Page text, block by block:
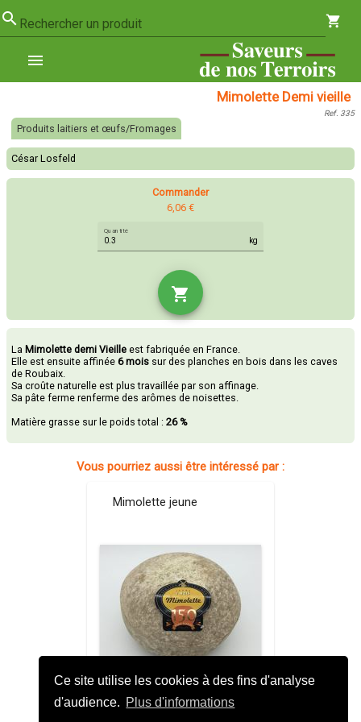
Ce site utilise les cookies à des fins d'analyse
d'audience. Plus d'informations
search Rechercher un produit shopping_cart
menu
Mimolette Demi vieille
Ref. 335
Produits laitiers et œufs/Fromages
César Losfeld
Commander
6,06 €
Quantité
kg
shopping_cart
La Mimolette demi Vieilleest fabriquée en France.
Elle est ensuite affinée 6 mois sur des planches en bois dans les caves
de Roubaix.
Sa croûte naturelle est plus travaillée par son affinage.
Sa pâte ferme renferme des arômes de noisettes.
Matière grasse sur le poids total :26 %
Vous pourriez aussi être intéressé par :
Mimolette jeune
César Losfeld (
17,00 €